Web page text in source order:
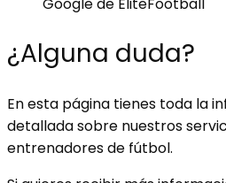
¿Alguna duda?
En esta página tienes toda la
detallada sobre nuestros
entrenadores de fútbol.